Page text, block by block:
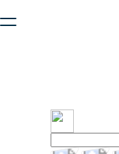
безопасную работу с